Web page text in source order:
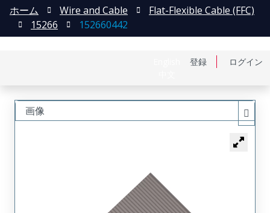
登録 ログイン
ホーム Wire and Cable
Flat-Flexible Cable (FFC)
15266
152660442
画像